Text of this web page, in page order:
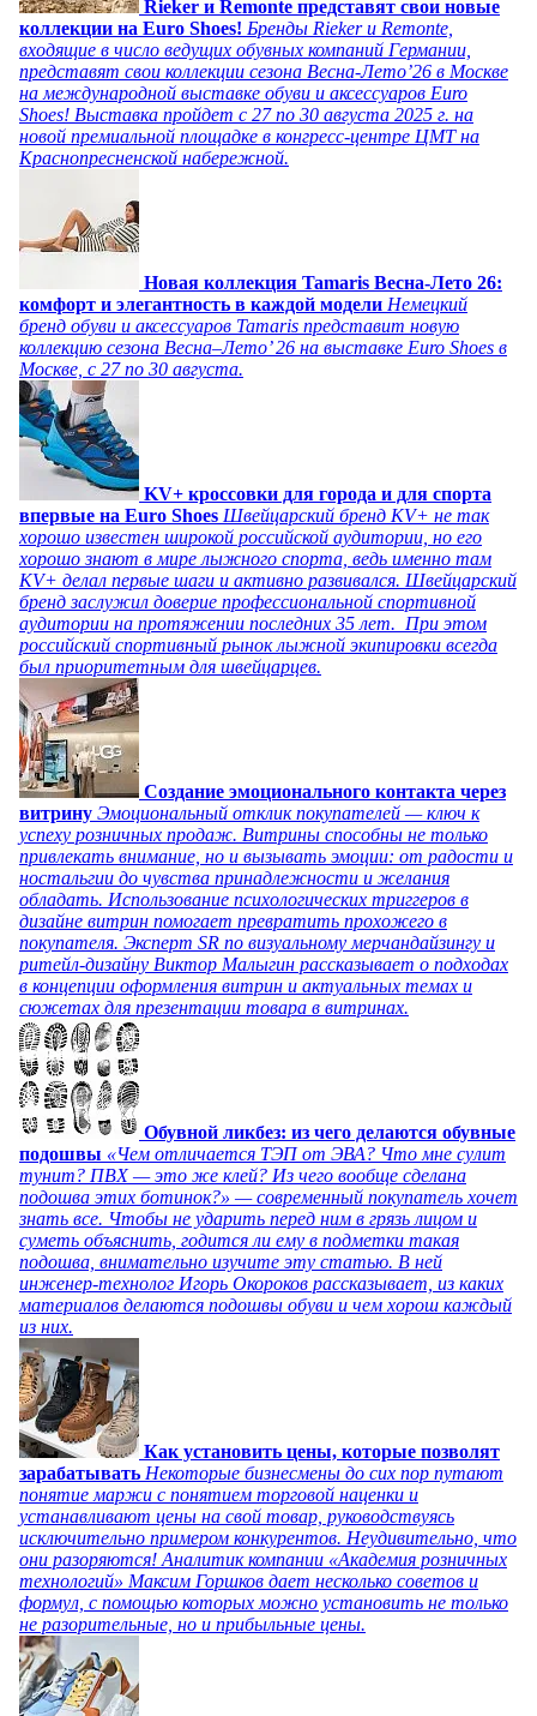
Rieker и Remonte представят свои новые
коллекции на Euro Shoes! Бренды Rieker и Remonte,
входящие в число ведущих обувных компаний Германии,
представят свои коллекции сезона Весна-Лето’26 в Москве
на международной выставке обуви и аксессуаров Euro
Shoes! Выставка пройдет c 27 по 30 августа 2025 г. на
новой премиальной площадке в конгресс-центре ЦМТ на
Краснопресненской набережной.
Новая коллекция Tamaris Весна-Лето 26:
комфорт и элегантность в каждой модели Немецкий
бренд обуви и аксессуаров Tamaris представит новую
коллекцию сезона Весна–Лето’ 26 на выставке Euro Shoes в
Москве, с 27 по 30 августа.
KV+ кроссовки для города и для спорта
впервые на Euro Shoes Швейцарский бренд KV+ не так
хорошо известен широкой российской аудитории, но его
хорошо знают в мире лыжного спорта, ведь именно там
KV+ делал первые шаги и активно развивался. Швейцарский
бренд заслужил доверие профессиональной спортивной
аудитории на протяжении последних 35 лет. При этом
российский спортивный рынок лыжной экипировки всегда
был приоритетным для швейцарцев.
Создание эмоционального контакта через
витрину Эмоциональный отклик покупателей — ключ к
успеху розничных продаж. Витрины способны не только
привлекать внимание, но и вызывать эмоции: от радости и
ностальгии до чувства принадлежности и желания
обладать. Использование психологических триггеров в
дизайне витрин помогает превратить прохожего в
покупателя. Эксперт SR по визуальному мерчандайзингу и
ритейл-дизайну Виктор Малыгин рассказывает о подходах
в концепции оформления витрин и актуальных темах и
сюжетах для презентации товара в витринах.
Обувной ликбез: из чего делаются обувные
подошвы «Чем отличается ТЭП от ЭВА? Что мне сулит
тунит? ПВХ — это же клей? Из чего вообще сделана
подошва этих ботинок?» — современный покупатель хочет
знать все. Чтобы не ударить перед ним в грязь лицом и
суметь объяснить, годится ли ему в подметки такая
подошва, внимательно изучите эту статью. В ней
инженер-технолог Игорь Окороков рассказывает, из каких
материалов делаются подошвы обуви и чем хорош каждый
из них.
Как установить цены, которые позволят
зарабатывать Некоторые бизнесмены до сих пор путают
понятие маржи с понятием торговой наценки и
устанавливают цены на свой товар, руководствуясь
исключительно примером конкурентов. Неудивительно, что
они разоряются! Аналитик компании «Академия розничных
технологий» Максим Горшков дает несколько советов и
формул, с помощью которых можно установить не только
не разорительные, но и прибыльные цены.